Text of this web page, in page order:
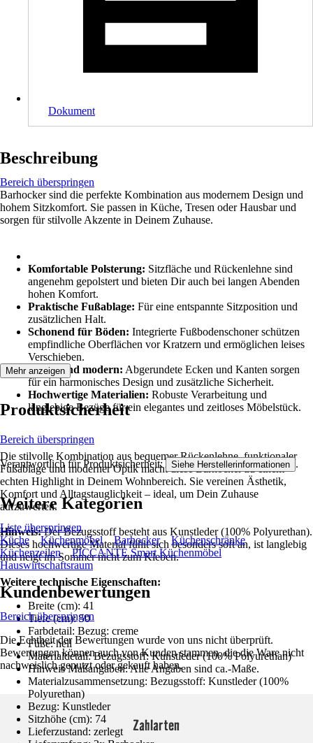
Dokument
Beschreibung
Bereich überspringen
Barhocker sind die perfekte Kombination aus modernem Design und
hohem Sitzkomfort. Sie passen in Küche, Tresen oder Hausbar und
sorgen für stilvolle Akzente in Deinem Zuhause.
Komfortable Polsterung: Sitzfläche und Rückenlehne sind
angenehm gepolstert und bieten Dir auch bei langen Abenden
hohen Komfort.
Praktische Fußablage: Für eine entspannte Sitzposition und
zusätzlichen Halt.
Schonend für Böden: Integrierte Fußbodenschoner schützen
empfindliche Oberflächen vor Kratzern und ermöglichen leises
Verschieben.
Sicher und modern: Abgerundete Ecken und Kanten sorgen
für ein harmonisches Design und zusätzliche Sicherheit.
Hochwertige Materialien: Robuste Verarbeitung und
langlebige Bezüge für ein elegantes und zeitloses Möbelstück.
Die stilvolle Kombination aus bequemer Rückenlehne, funktionaler
Fußablage und moderner Optik macht diese Barhocker zu einem
echten Highlight in Deinem Wohnbereich. Sie vereinen Ästhetik,
Komfort und Alltagstauglichkeit – ideal, um Dein Zuhause
aufzuwerten.
Hinweis:Der Bezugsstoff besteht aus Kunstleder (100% Polyurethan).
Dieses hochwertige Material fühlt sich besonders soft an, ist langlebig
und neigt im Sommer nicht zum Kleben.
Weitere technische Eigenschaften:
Breite (cm): 41
Tiefe (cm): 50
Farbdetail: Bezug: creme
Füße: hell
Materialdetail: Bezugsstoff: Kunstleder (100% Polyurethan)
Hinweis Maßangaben: Alle Angaben sind ca.-Maße.
Materialzusammensetzung: Bezugsstoff: Kunstleder (100%
Polyurethan)
Bezug: Kunstleder
Sitzhöhe (cm): 74
Lieferzustand: zerlegt
Mehr anzeigen
Produktsicherheit
Bereich überspringen
Verantwortlich für Produktsicherheit: Siehe Herstellerinformationen .
Weitere Kategorien
Liste überspringen
Küche
Küchenmöbel Barhocker
Küchenschränke
Küchenzeilen
PICCANTE Smart Küchenmöbel
Hauswirtschaftsraum
Kundenbewertungen
Bereich überspringen
Die Echtheit der Bewertungen wurde von uns nicht überprüft.
Bewertungen können auch von Kunden stammen, die die Ware nicht
nachweislich genutzt oder gekauft haben.
Zahlarten